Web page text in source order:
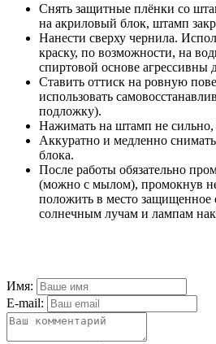
Снять защитные плёнки со
на акриловый блок, штамп
Нанести сверху чернила.
краску, по возможности, на
спиртовой основе агрессивны
Ставить оттиск на ровную
использовать
подложку).
Нажимать на штамп не сильно,
Аккуратно и медленно
блока.
После работы обязательно
(можно с мылом), промокнув
положить в место защищенное
солнечным лучам и лампам
Имя:
E-mail: